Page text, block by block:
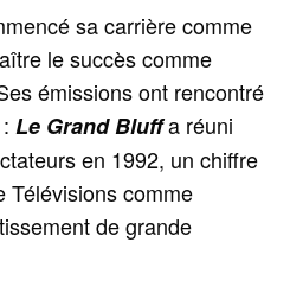
sa carrière comme
le succès comme
émissions ont rencontré
Le Grand Bluffa réuni
en 1992, un chiffre
Télévisions comme
de grande